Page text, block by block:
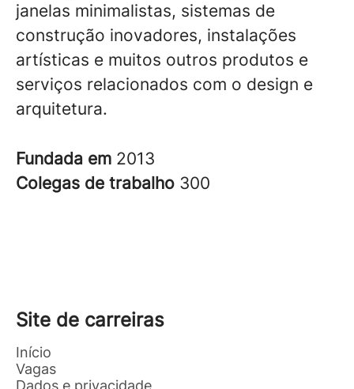
janelas minimalistas, sistemas de
construção inovadores, instalações
artísticas e muitos outros produtos e
serviços relacionados com o design e
arquitetura.
Fundada em 2013
Colegas de trabalho 300
Site de carreiras
Início
Vagas
Dados e privacidade